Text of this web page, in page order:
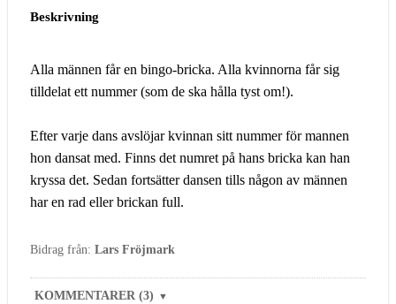
Beskrivning
Alla männen får en bingo-bricka. Alla kvinnorna får sig
tilldelat ett nummer (som de ska hålla tyst om!).
Efter varje dans avslöjar kvinnan sitt nummer för mannen
hon dansat med. Finns det numret på hans bricka kan han
kryssa det. Sedan fortsätter dansen tills någon av männen
har en rad eller brickan full.
Bidrag från: Lars Fröjmark
KOMMENTARER (3) ▼